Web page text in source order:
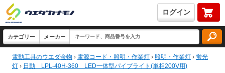
ログイン
電動工具のウエダ金物 › 電源コード・照明・作業灯 › 照明・作業灯 › 蛍光
灯 › 日動 LPL-40H-360 LED一体型パイプライト(単相200V用)